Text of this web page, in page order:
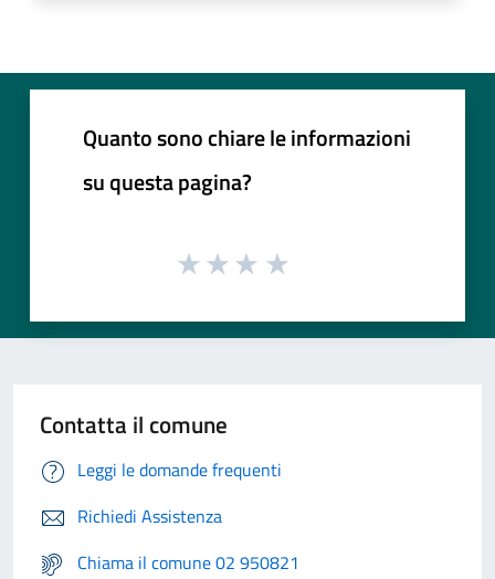
Quanto sono chiare le informazioni
su questa pagina?
Contatta il comune
Leggi le domande frequenti
Richiedi Assistenza
Chiama il comune 02 950821